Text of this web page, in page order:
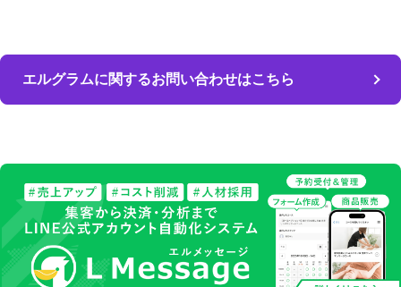
エルグラムに関するお問い合わせはこちら